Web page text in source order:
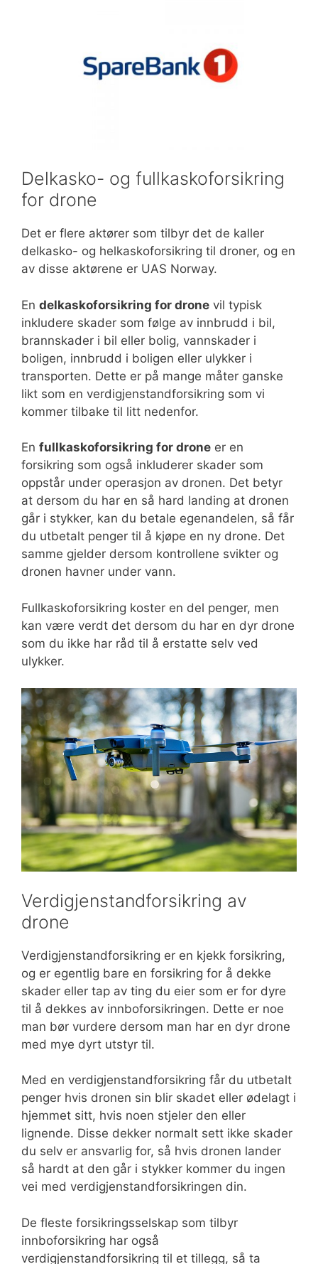
Delkasko- og fullkaskoforsikring
for drone
Det er flere aktører som tilbyr det de kaller
delkasko- og helkaskoforsikring til droner, og en
av disse aktørene er UAS Norway.
En delkaskoforsikring for drone vil typisk
inkludere skader som følge av innbrudd i bil,
brannskader i bil eller bolig, vannskader i
boligen, innbrudd i boligen eller ulykker i
transporten. Dette er på mange måter ganske
likt som en verdigjenstandforsikring som vi
kommer tilbake til litt nedenfor.
En fullkaskoforsikring for drone er en
forsikring som også inkluderer skader som
oppstår under operasjon av dronen. Det betyr
at dersom du har en så hard landing at dronen
går i stykker, kan du betale egenandelen, så får
du utbetalt penger til å kjøpe en ny drone. Det
samme gjelder dersom kontrollene svikter og
dronen havner under vann.
Fullkaskoforsikring koster en del penger, men
kan være verdt det dersom du har en dyr drone
som du ikke har råd til å erstatte selv ved
ulykker.
Verdigjenstandforsikring av
drone
Verdigjenstandforsikring er en kjekk forsikring,
og er egentlig bare en forsikring for å dekke
skader eller tap av ting du eier som er for dyre
til å dekkes av innboforsikringen. Dette er noe
man bør vurdere dersom man har en dyr drone
med mye dyrt utstyr til.
Med en verdigjenstandforsikring får du utbetalt
penger hvis dronen sin blir skadet eller ødelagt i
hjemmet sitt, hvis noen stjeler den eller
lignende. Disse dekker normalt sett ikke skader
du selv er ansvarlig for, så hvis dronen lander
så hardt at den går i stykker kommer du ingen
vei med verdigjenstandforsikringen din.
De fleste forsikringsselskap som tilbyr
innboforsikring har også
verdigjenstandforsikring til et tillegg, så ta